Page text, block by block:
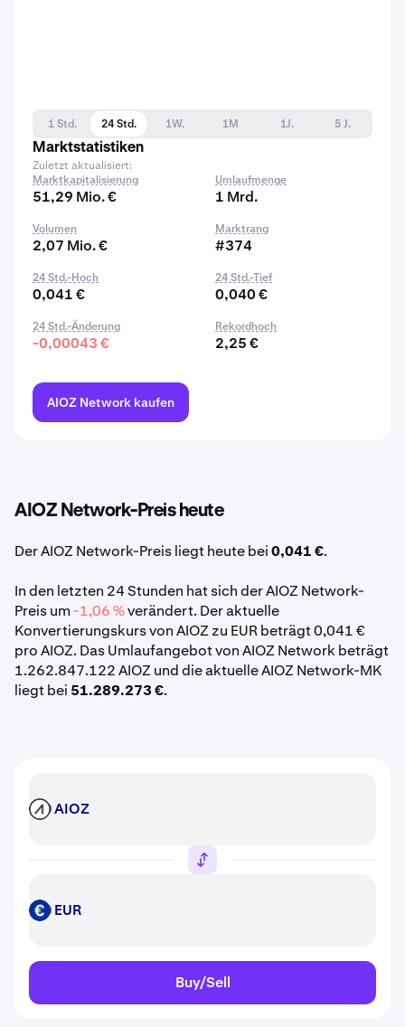
1 Std. 24 Std. 1W. 1M 1J.
5 J.
Marktstatistiken
Zuletzt aktualisiert:
Marktkapitalisierung
51,29 Mio. €
Umlaufmenge
1 Mrd.
Volumen
2,07 Mio. €
Marktrang
#374
24 Std.-Hoch
0,041 €
24 Std.-Tief
0,040 €
24 Std.-Änderung
-0,00043 €
Rekordhoch
2,25 €
AIOZ Network kaufen
AIOZ Network-Preis heute
Der AIOZ Network-Preis liegt heute bei0,041 €.
In den letzten 24 Stunden hat sich der AIOZ Network-
Preis um-1,06 %verändert. Der aktuelle
Konvertierungskurs von AIOZ zu EUR beträgt 0,041 €
pro AIOZ. Das Umlaufangebot von AIOZ Network beträgt
1.262.847.122 AIOZ und die aktuelle AIOZ Network-MK
liegt bei 51.289.273 €.
AIOZ AIOZ
EUR EUR
Buy/Sell